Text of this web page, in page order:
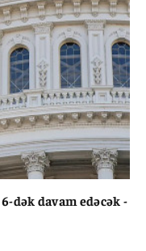
dək davam edəcək -